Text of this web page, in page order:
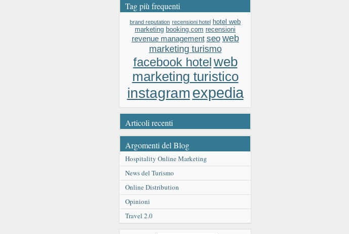
Tag più frequenti
brand reputation recensioni hotel hotel web
marketing booking.com recensioni
revenue management seo web
marketing turismo
facebook hotelweb
marketing turistico
instagramexpedia
Articoli recenti
Argomenti del Blog
Hospitality Online Marketing
News del Turismo
Online Distribution
Opinioni
Travel 2.0